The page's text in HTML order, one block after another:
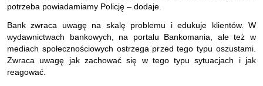
potrzeba powiadamiamy Policję – dodaje.
Bank zwraca uwagę na skalę problemu i edukuje klientów. W
wydawnictwach bankowych, na portalu Bankomania, ale też w
mediach społecznościowych ostrzega przed tego typu oszustami.
Zwraca uwagę jak zachować się w tego typu sytuacjach i jak
reagować.